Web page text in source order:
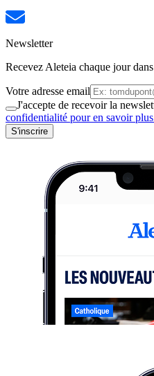
Newsletter
Recevez Aleteia chaque jour
Votre adresse email
J'accepte de recevoir la
confidentialité pour en savoir
S'inscrire